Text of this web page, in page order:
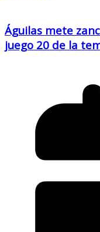
Águilas mete
juego 20 de la